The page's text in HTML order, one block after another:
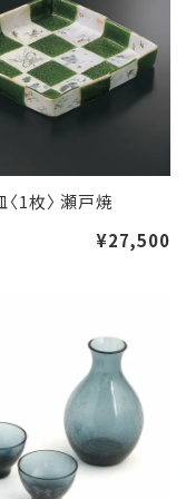
1枚〉 瀬戸焼
¥27,500